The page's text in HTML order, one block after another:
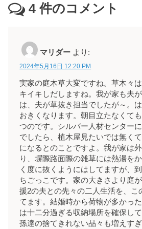
4 件のコメント
マリダー より:
2024年5月16日 12:20 PM
実家の庭木草大変ですね。草木々
キイキしだしますね。我が家も夫
は、夫が草抜き担当でしたが～。
おきくなります。朝目立たなくて
つのです。シルバー人材センター
でしたら、植木屋見たいでは無く
になるとのことですよ。我が家は
り、塀際路面際の雑草には熱湯を
く度に抜くようにはしてますが、
ちごっこです。家の大きさより庭
援2の夫との先々の二人生活を、こ
てます。結婚時から荷物が多かっ
は十二分過ぎる収納場所を確保し
孫達の捨てきれない品々も増えす